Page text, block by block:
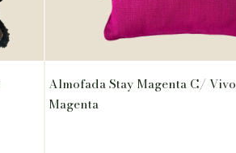
Almofada Stay Magenta C/ Vivo
Magenta